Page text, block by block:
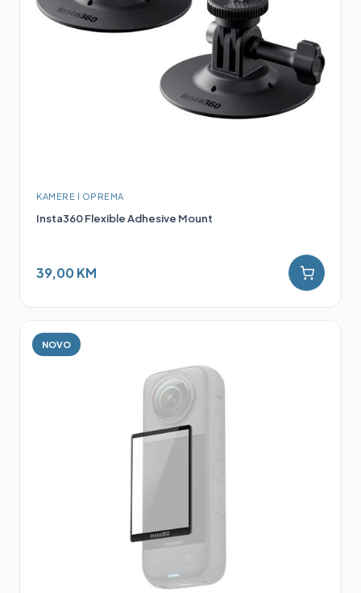
KAMERE I OPREMA
Insta360 Flexible Adhesive Mount
39,00 KM
NOVO